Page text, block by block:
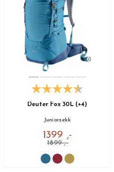
Deuter Fox 30L (+4)
Juniorsekk
1399 ,-
1899 ,-